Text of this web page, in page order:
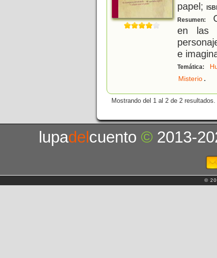
papel;
Resumen:
en las
e
Temática:
Misterio.
Mostrando del 1 al 2 de 2 resultados.
lupadelcuento© 2013-
©